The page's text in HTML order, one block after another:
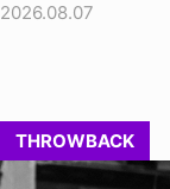
2026.08.07
THROWBACK